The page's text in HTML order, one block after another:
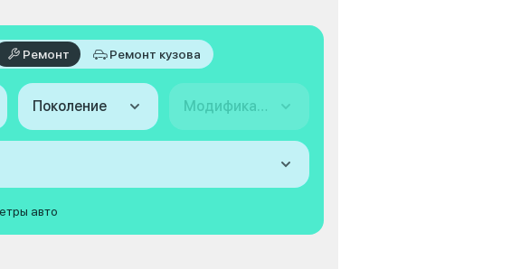
Ремонт Ремонт кузова
Поколение Модификация
авто